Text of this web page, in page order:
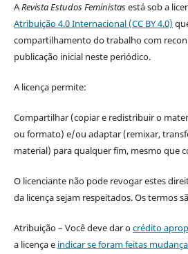
ARevista Estudos Feministasestá sob a
Atribuição 4.0 Internacional (CC BY 4.0)
compartilhamento do trabalho com
publicação inicial neste periódico.
A licença permite:
Compartilhar (copiar e redistribuir o
ou formato) e/ou adaptar (remixar,
material) para qualquer fim, mesmo que
O licenciante não pode revogar estes
da licença sejam respeitados. Os termos
Atribuição – Você deve dar ocrédito
a licença e indicar se foram feitas